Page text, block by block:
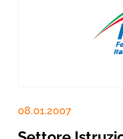
08.01.2007